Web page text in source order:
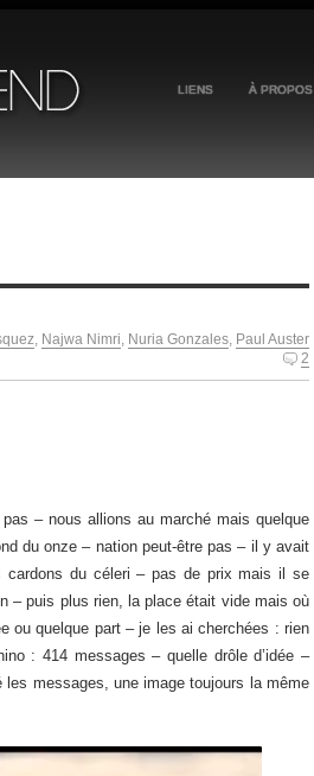
LIENS À PROPOS
, Najwa Nimri, Nuria Gonzales, Paul Auster
2
– nous allions au marché mais quelque
du onze – nation peut-être pas – il y avait
cardons du céleri – pas de prix mais il se
– puis plus rien, la place était vide mais où
ou quelque part – je les ai cherchées : rien
: 414 messages – quelle drôle d’idée –
les messages, une image toujours la même